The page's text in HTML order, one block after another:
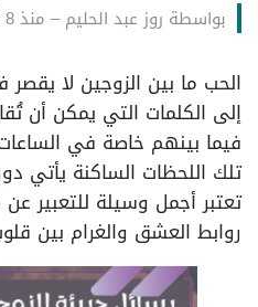
بواسطة روز عبد الحليم– منذ 8 أشهر
الحب ما بين الزوجين لا
إلى الكلمات التي يمكن أن
فيما بينهم خاصة في
تلك اللحظات الساكنة يأتي
تعتبر أجمل وسيلة للتعبير
روابط العشق والغرام بين